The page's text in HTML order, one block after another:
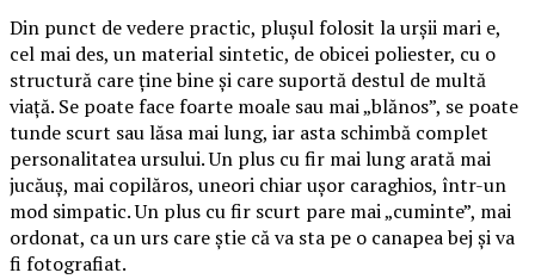
Din punct de vedere practic, plușul folosit la urșii mari e,
cel mai des, un material sintetic, de obicei poliester, cu o
structură care ține bine și care suportă destul de multă
viață. Se poate face foarte moale sau mai „blănos”, se poate
tunde scurt sau lăsa mai lung, iar asta schimbă complet
personalitatea ursului. Un plus cu fir mai lung arată mai
jucăuș, mai copilăros, uneori chiar ușor caraghios, într-un
mod simpatic. Un plus cu fir scurt pare mai „cuminte”, mai
ordonat, ca un urs care știe că va sta pe o canapea bej și va
fi fotografiat.